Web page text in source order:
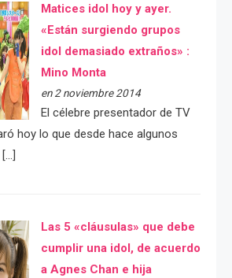
Matices idol hoy y ayer.
«Están surgiendo grupos
idol demasiado extraños» :
Mino Monta
en 2 noviembre 2014
El célebre presentador de TV
hoy lo que desde hace algunos
Las 5 «cláusulas» que debe
cumplir una idol, de acuerdo
a Agnes Chan e hija